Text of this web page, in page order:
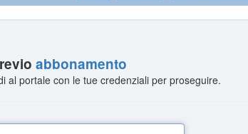
abbonamento
al portale con le tue credenziali per proseguire.